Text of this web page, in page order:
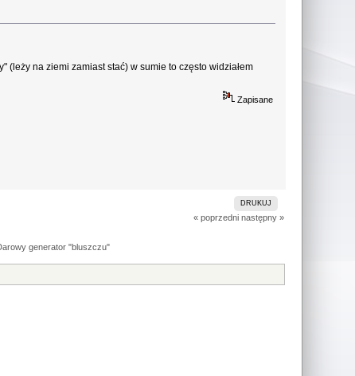
(leży na ziemi zamiast stać) w sumie to często widziałem
Zapisane
DRUKUJ
« poprzedni następny »
generator "bluszczu"